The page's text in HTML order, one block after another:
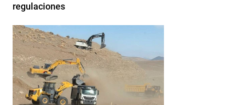
regulaciones